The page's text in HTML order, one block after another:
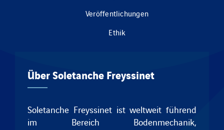
Veröffentlichungen
Ethik
Über Soletanche Freyssinet
Soletanche Freyssinet ist weltweit führend
im Bereich Bodenmechanik,